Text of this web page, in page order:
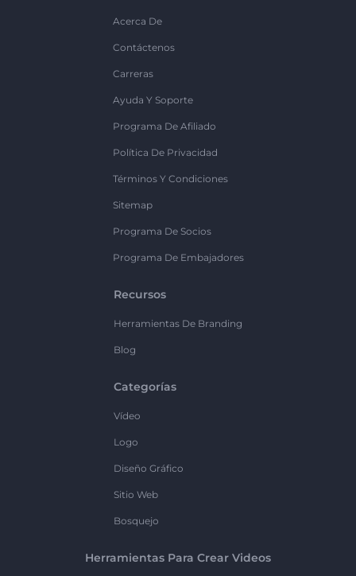
Acerca De
Contáctenos
Carreras
Ayuda Y Soporte
Programa De Afiliado
Política De Privacidad
Términos Y Condiciones
Sitemap
Programa De Socios
Programa De Embajadores
Recursos
Herramientas De Branding
Blog
Categorías
Vídeo
Logo
Diseño Gráfico
Sitio Web
Bosquejo
Herramientas Para Crear Videos